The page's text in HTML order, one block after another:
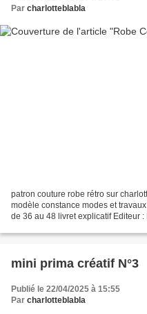
Par charlotteblabla
patron couture robe rétro sur
modèle constance modes et
de 36 au 48 livret explicatif Editeur
mini prima créatif N°3
Publié le 22/04/2025 à 15:55
Par charlotteblabla